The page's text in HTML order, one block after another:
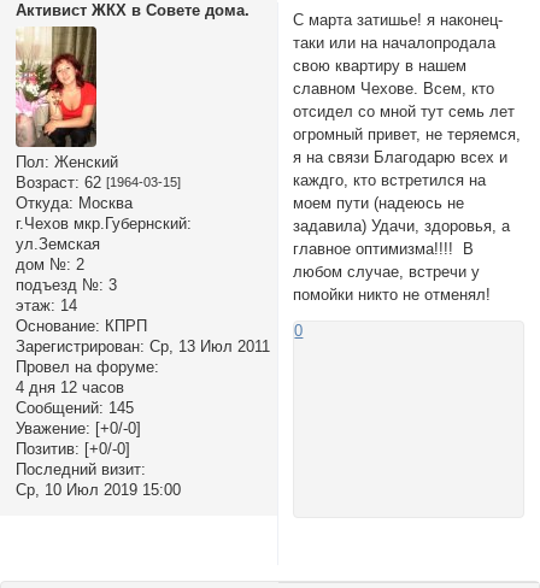
Активист ЖКХ в Совете дома.
Пол: Женский
Возраст: 62 [1964-03-15]
Откуда: Москва
г.Чехов мкр.Губернский:
ул.Земская
дом №: 2
подъезд №: 3
этаж: 14
Основание: КПРП
Зарегистрирован: Ср, 13 Июл 2011
Провел на форуме:
4 дня 12 часов
Сообщений: 145
Уважение: [+0/-0]
Позитив: [+0/-0]
Последний визит:
Ср, 10 Июл 2019 15:00
С марта затишье! я наконец-
таки или на началопродала
свою квартиру в нашем
славном Чехове. Всем, кто
отсидел со мной тут семь лет
огромный привет, не теряемся,
я на связи Благодарю всех и
каждго, кто встретился на
моем пути (надеюсь не
задавила) Удачи, здоровья, а
главное оптимизма!!!! В
любом случае, встречи у
помойки никто не отменял!
0